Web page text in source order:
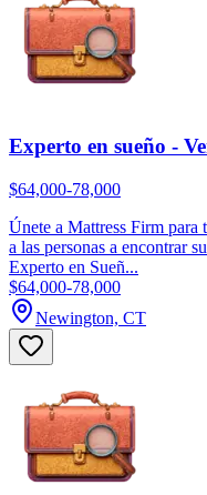
Experto en sueño -
$64,000-78,000
Únete a Mattress Firm para
a las personas a encontrar
Experto en Sueñ...
$64,000-78,000
Newington, CT